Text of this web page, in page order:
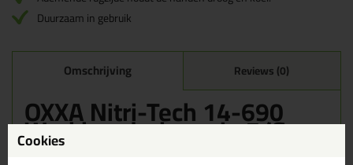
Duurzaam in gebruik
Omschrijving Reviews (0)
OXXA Nitri-Tech 14-690
Werkhandschoen in 7/S
Bestel de OXXA Nitri-Tech 14-690 Werkhandschoen in 7/S
Cookies